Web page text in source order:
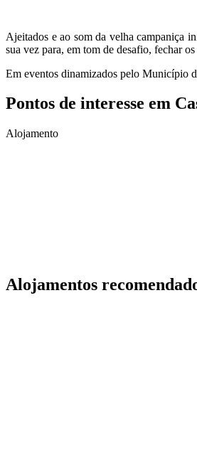
Ajeitados e ao som da velha campaniça
sua vez para, em tom de desafio, fechar
Em eventos dinamizados pelo Município
Pontos de interesse em
Alojamento
Alojamentos